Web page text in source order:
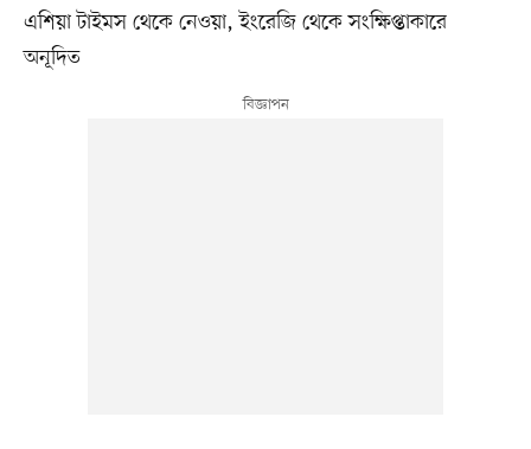
এশিয়া টাইমস থেকে নেওয়া, ইংরেজি থেকে সংক্ষিপ্তাকারে
অনূদিত